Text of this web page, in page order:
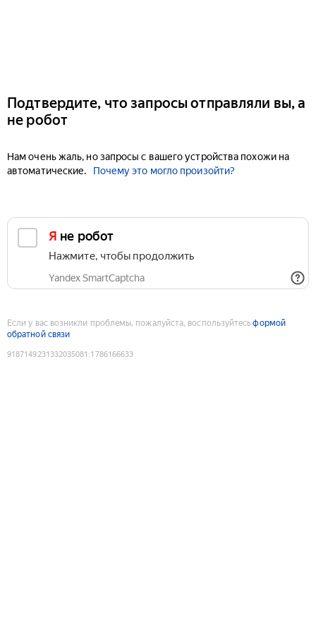
Подтвердите, что запросы отправляли вы, а
не робот
Нам очень жаль, но запросы с вашего устройства похожи на
автоматические.
Почему это могло произойти?
Я не робот
Нажмите, чтобы продолжить
Yandex SmartCaptcha
Если у вас возникли проблемы, пожалуйста, воспользуйтесьформой
обратной связи
9187149231332035081 :1786166633